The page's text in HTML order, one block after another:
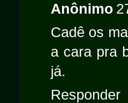
Anônimo
Cadê os
a cara pra
já.
Responder